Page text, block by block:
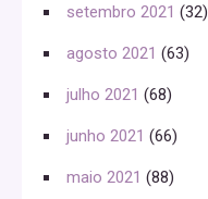
setembro 2021 (32)
agosto 2021 (63)
julho 2021 (68)
junho 2021 (66)
maio 2021 (88)